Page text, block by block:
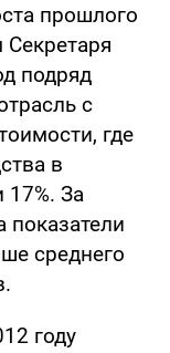
прошлого
Секретаря
подряд
с
где
в
17%. За
показатели
среднего
году